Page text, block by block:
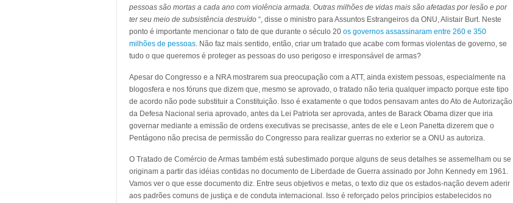
pessoas são mortas a cada ano com violência armada. Outras milhões de vidas mais são afetadas por lesão e por
ter seu meio de subsistência destruído “, disse o ministro para Assuntos Estrangeiros da ONU, Alistair Burt. Neste
ponto é importante mencionar o fato de que durante o século 20 os governos assassinaram entre 260 e 350
milhões de pessoas. Não faz mais sentido, então, criar um tratado que acabe com formas violentas de governo, se
tudo o que queremos é proteger as pessoas do uso perigoso e irresponsável de armas?
Apesar do Congresso e a NRA mostrarem sua preocupação com a ATT, ainda existem pessoas, especialmente na
blogosfera e nos fóruns que dizem que, mesmo se aprovado, o tratado não teria qualquer impacto porque este tipo
de acordo não pode substituir a Constituição. Isso é exatamente o que todos pensavam antes do Ato de Autorização
da Defesa Nacional seria aprovado, antes da Lei Patriota ser aprovada, antes de Barack Obama dizer que iria
governar mediante a emissão de ordens executivas se precisasse, antes de ele e Leon Panetta dizerem que o
Pentágono não precisa de permissão do Congresso para realizar guerras no exterior se a ONU as autoriza.
O Tratado de Comércio de Armas também está subestimado porque alguns de seus detalhes se assemelham ou se
originam a partir das idéias contidas no documento de Liberdade de Guerra assinado por John Kennedy em 1961.
Vamos ver o que esse documento diz. Entre seus objetivos e metas, o texto diz que os estados-nação devem aderir
aos padrões comuns de justiça e de conduta internacional. Isso é reforçado pelos princípios estabelecidos no